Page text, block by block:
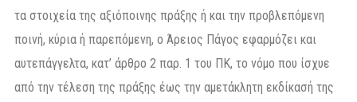
τα στοιχεία της αξιόποινης πράξης ή και την προβλεπόμενη
ποινή, κύρια ή παρεπόμενη, ο Άρειος Πάγος εφαρμόζει και
αυτεπάγγελτα, κατ’ άρθρο 2 παρ. 1 του ΠΚ, το νόμο που ίσχυε
από την τέλεση της πράξης έως την αμετάκλητη εκδίκασή της